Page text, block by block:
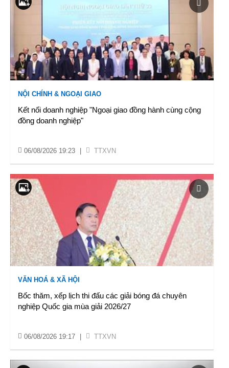
NỘI CHÍNH & NGOẠI GIAO
Kết nối doanh nghiệp "Ngoại giao đồng hành cùng cộng
đồng doanh nghiệp"
06/08/2026 19:23 TTXVN
VĂN HOÁ & XÃ HỘI
Bốc thăm, xếp lịch thi đấu các giải bóng đá chuyên
nghiệp Quốc gia mùa giải 2026/27
06/08/2026 19:17 TTXVN